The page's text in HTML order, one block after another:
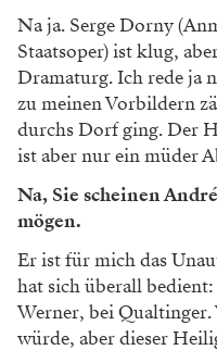
Na ja. Serge Dorny
Staatsoper) ist klug,
Dramaturg. Ich rede ja
zu meinen Vorbildern
durchs Dorf ging. Der
ist aber nur ein müder
Na, Sie scheinen
mögen.
Er ist für mich das
hat sich überall
Werner, bei Qualtinger.
würde, aber dieser